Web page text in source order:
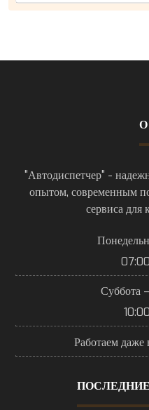
"Автодиспетчер" -
опытом, современным
сервиса для
Суббота
Работаем